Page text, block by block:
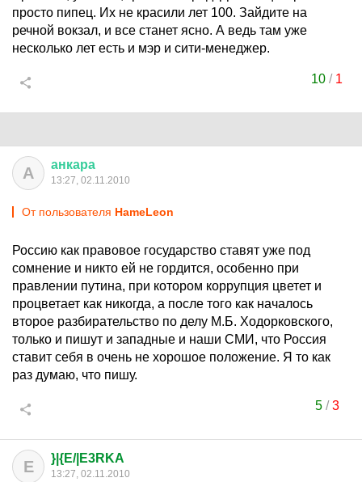
просто пипец. Их не красили лет 100. Зайдите на
речной вокзал, и все станет ясно. А ведь там уже
несколько лет есть и мэр и сити-менеджер.
10 / 1
А анкара
13:27, 02.11.2010
От пользователя HаmеLеоn
Россию как правовое государство ставят уже под
сомнение и никто ей не гордится, особенно при
правлении путина, при котором коррупция цветет и
процветает как никогда, а после того как началось
второе разбирательство по делу М.Б. Ходорковского,
только и пишут и западные и наши СМИ, что Россия
ставит себя в очень не хорошое положение. Я то как
раз думаю, что пишу.
5/3
E }|{E/|E3RKA
13:27, 02.11.2010